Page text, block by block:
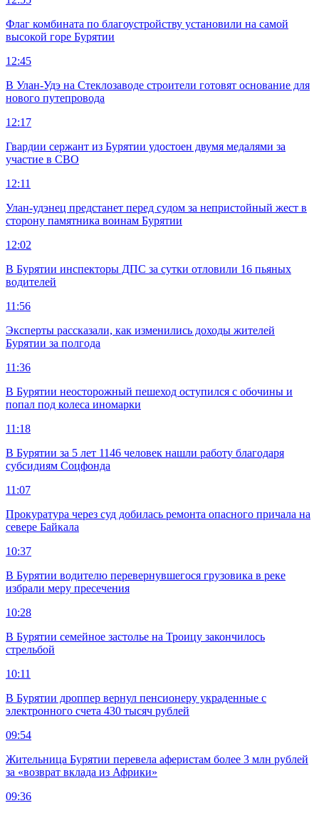
Флаг комбината по благоустройству установили на самой
высокой горе Бурятии
12:45
В Улан-Удэ на Стеклозаводе строители готовят основание для
нового путепровода
12:17
Гвардии сержант из Бурятии удостоен двумя медалями за
участие в СВО
12:11
Улан-удэнец предстанет перед судом за непристойный жест в
сторону памятника воинам Бурятии
12:02
В Бурятии инспекторы ДПС за сутки отловили 16 пьяных
водителей
11:56
Эксперты рассказали, как изменились доходы жителей
Бурятии за полгода
11:36
В Бурятии неосторожный пешеход оступился с обочины и
попал под колеса иномарки
11:18
В Бурятии за 5 лет 1146 человек нашли работу благодаря
субсидиям Соцфонда
11:07
Прокуратура через суд добилась ремонта опасного причала на
севере Байкала
10:37
В Бурятии водителю перевернувшегося грузовика в реке
избрали меру пресечения
10:28
В Бурятии семейное застолье на Троицу закончилось
стрельбой
10:11
В Бурятии дроппер вернул пенсионеру украденные с
электронного счета 430 тысяч рублей
09:54
Жительница Бурятии перевела аферистам более 3 млн рублей
за «возврат вклада из Африки»
09:36